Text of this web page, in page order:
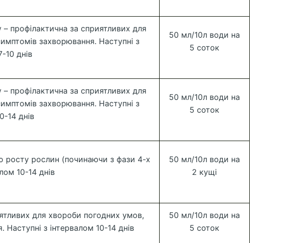
профілактична за сприятливих для
захворювання. Наступні з
10 днів
50 мл/10л води на
5 соток
профілактична за сприятливих для
захворювання. Наступні з
14 днів
50 мл/10л води на
5 соток
росту рослин (починаючи з фази 4-х
10-14 днів
50 мл/10л води на
2 кущі
для хвороби погодних умов,
з інтервалом 10-14 днів
50 мл/10л води на
5 соток